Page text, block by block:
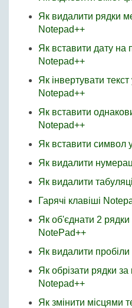
Як видалити рядки
Notepad++
Як вставити дату на
Notepad++
Як інвертувати
Notepad++
Як вставити
Notepad++
Як вставити символ
Як видалити
Як видалити
Гарячі клавіші
Як об'єднати 2 рядки
NotePad++
Як видалити пробіли
Як обрізати рядки за
Notepad++
Як змінити місцями